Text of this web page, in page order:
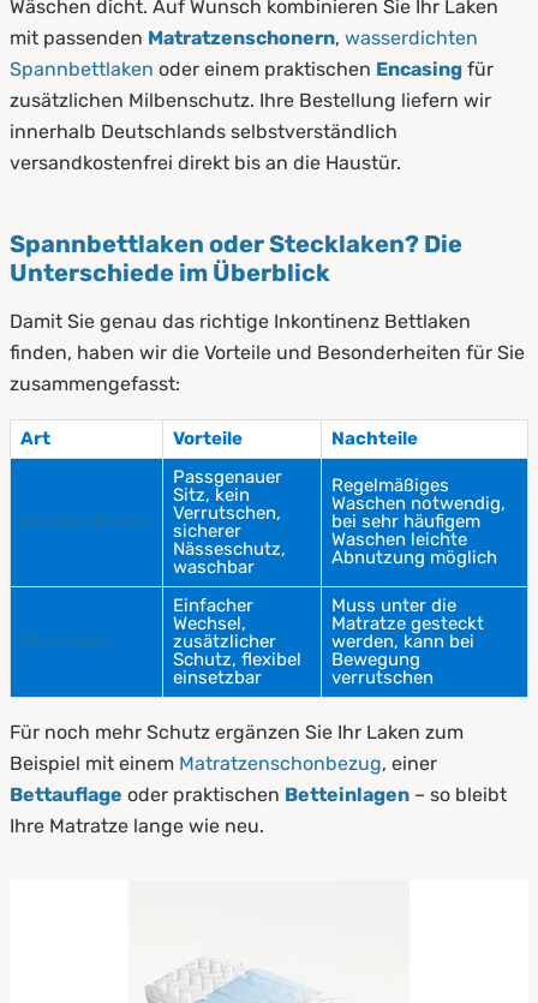
Wäschen dicht. Auf Wunsch kombinieren Sie Ihr Laken
mit passenden Matratzenschonern, wasserdichten
Spannbettlaken oder einem praktischen Encasing für
zusätzlichen Milbenschutz. Ihre Bestellung liefern wir
innerhalb Deutschlands selbstverständlich
versandkostenfrei direkt bis an die Haustür.
Spannbettlaken oder Stecklaken? Die
Unterschiede im Überblick
Damit Sie genau das richtige Inkontinenz Bettlaken
finden, haben wir die Vorteile und Besonderheiten für Sie
zusammengefasst:
Art Vorteile Nachteile
Spannbettlaken
Passgenauer
Sitz, kein
Verrutschen,
sicherer
Nässeschutz,
waschbar
Regelmäßiges
Waschen notwendig,
bei sehr häufigem
Waschen leichte
Abnutzung möglich
Stecklaken
Einfacher
Wechsel,
zusätzlicher
Schutz, flexibel
einsetzbar
Muss unter die
Matratze gesteckt
werden, kann bei
Bewegung
verrutschen
Für noch mehr Schutz ergänzen Sie Ihr Laken zum
Beispiel mit einem Matratzenschonbezug, einer
Bettauflage oder praktischen Betteinlagen – so bleibt
Ihre Matratze lange wie neu.